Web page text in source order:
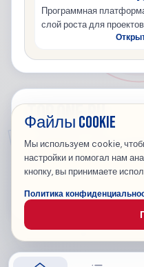
Программная
слой роста для
Файлы cookie
Мы используем cookie,
настройки и помогал нам
кнопку, вы принимаете
Политика
TOP.ONE.RU
ГлавнаяКаталогНовости
Вход
О компанииАнтиспам